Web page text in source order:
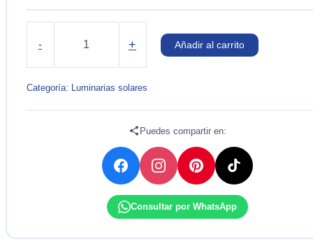
-
LED
400W
+ Añadir al carrito
Categoría: Luminarias solares
Puedes compartir en:
Consultar por WhatsApp